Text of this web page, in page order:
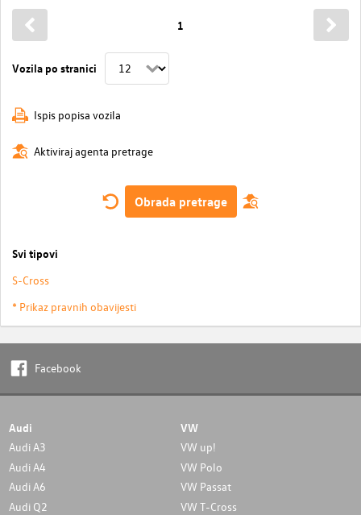
Vozila po stranici
1
Ispis popisa vozila
Aktiviraj agenta pretrage
Obrada pretrage
Svi tipovi
S-Cross
* Prikaz pravnih obavijesti
Facebook
Audi
Audi A3
Audi A4
Audi A6
Audi Q2
VW
VW up!
VW Polo
VW Passat
VW T-Cross